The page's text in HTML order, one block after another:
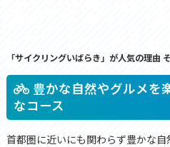
「サイクリングいばらき」が人気の理由
豊かな自然やグルメを
なコース
首都圏に近いにも関わらず豊かな